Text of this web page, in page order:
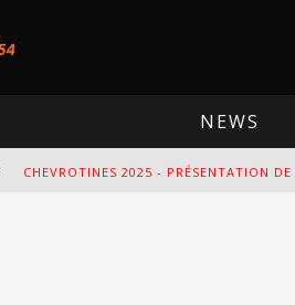
NEWS
CHEVROTINES 2025 - PRÉSENTATION DE